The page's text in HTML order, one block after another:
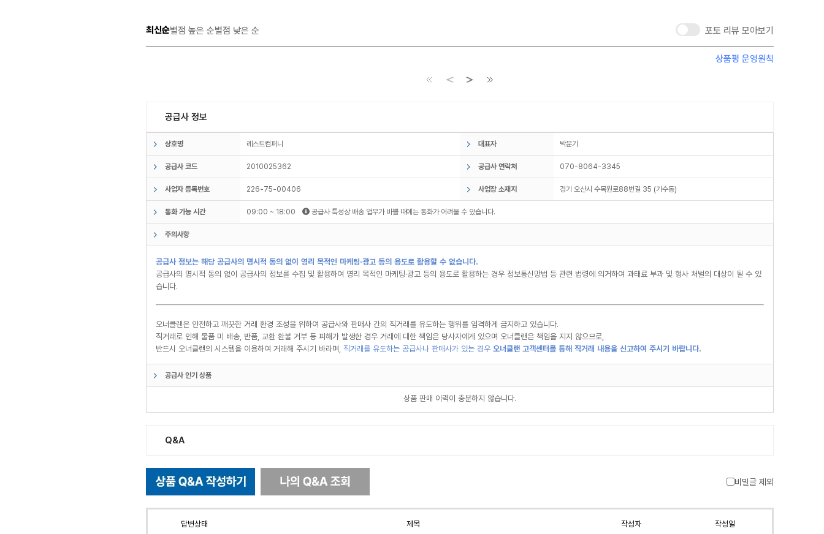
최신순별점 높은 순별점 낮은 순 포토 리뷰 모아보기
상품평 운영원칙
공급사 정보
상호명 레스트컴퍼니 대표자 박문기
공급사 코드 2010025362 공급사 연락처 070-8064-3345
사업자 등록번호 226-75-00406 사업장 소재지 경기 오산시 수목원로88번길 35 (가수동)
통화 가능 시간 09:00 ~ 18:00 공급사 특성상 배송 업무가 바쁠 때에는 통화가 어려울 수 있습니다.
주의사항
공급사 정보는 해당 공급사의 명시적 동의 없이 영리 목적인 마케팅·광고 등의 용도로 활용할 수 없습니다.
공급사의 명시적 동의 없이 공급사의 정보를 수집 및 활용하여 영리 목적인 마케팅·광고 등의 용도로 활용하는 경우 정보통신망법 등 관련 법령에 의거하여 과태료 부과 및 형사 처벌의 대상이 될 수 있
습니다.
오너클랜은 안전하고 깨끗한 거래 환경 조성을 위하여 공급사와 판매사 간의 직거래를 유도하는 행위를 엄격하게 금지하고 있습니다.
직거래로 인해 물품 미 배송, 반품, 교환 환불 거부 등 피해가 발생한 경우 거래에 대한 책임은 당사자에게 있으며 오너클랜은 책임을 지지 않으므로,
반드시 오너클랜의 시스템을 이용하여 거래해 주시기 바라며, 직거래를 유도하는 공급사나 판매사가 있는 경우 오너클랜 고객센터를 통해 직거래 내용을 신고하여 주시기 바랍니다.
공급사 인기 상품
상품 판매 이력이 충분하지 않습니다.
Q&A
비밀글 제외
답변상태 제목 작성자 작성일